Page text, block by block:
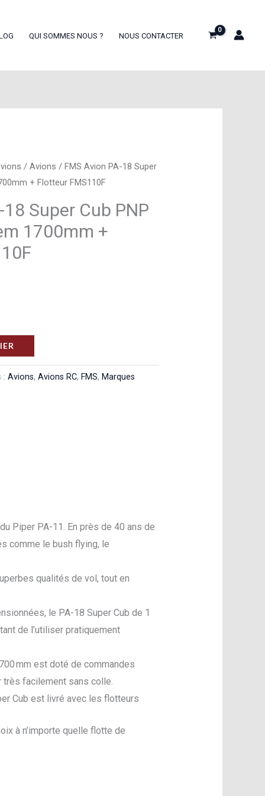
QUI SOMMES NOUS ? NOUS CONTACTER
/Avions / FMS Avion PA-18 Super
+ Flotteur FMS110F
Super Cub PNP
1700mm +
:Avions,Avions RC, FMS, Marques
Piper PA-11. En près de 40 ans de
comme le bush flying, le
qualités de vol, tout en
le PA-18 Super Cub de 1
de l’utiliser pratiquement
mm est doté de commandes
facilement sans colle.
Cub est livré avec les flotteurs
à n’importe quelle flotte de